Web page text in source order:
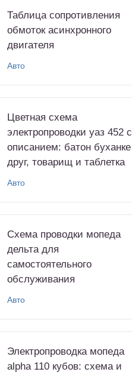
Таблица сопротивления
обмоток асинхронного
двигателя
Авто
Цветная схема
электропроводки уаз 452 с
описанием: батон буханке
друг, товарищ и таблетка
Авто
Схема проводки мопеда
дельта для
самостоятельного
обслуживания
Авто
Электропроводка мопеда
alpha 110 кубов: схема и